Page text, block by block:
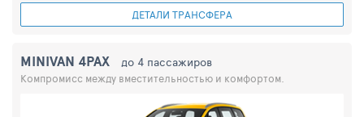
ДЕТАЛИ ТРАНСФЕРА
MINIVAN 4PAX до 4 пассажиров
Компромисс между вместительностью и комфортом.